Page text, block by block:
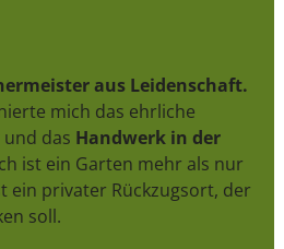
aus Leidenschaft.
mich das ehrliche
das Handwerk in der
ist ein Garten mehr als nur
ein privater Rückzugsort, der
soll.